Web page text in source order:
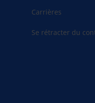
Carrières
Se rétracter du